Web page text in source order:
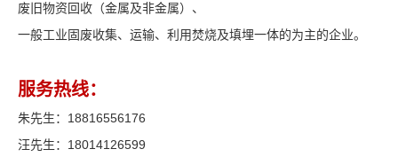
废旧物资回收（金属及非金属）、
一般工业固废收集、运输、利用焚烧及填埋一体的为主的企业。
服务热线：
朱先生：18816556176
汪先生：18014126599